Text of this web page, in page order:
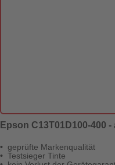
Epson C13T01D100-400
geprüfte Markenqualität
Testsieger Tinte